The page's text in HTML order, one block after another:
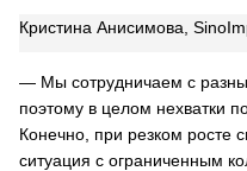
Кристина Анисимова,
— Мы сотрудничаем с
поэтому в целом нехватки
Конечно, при резком росте
ситуация с ограниченным